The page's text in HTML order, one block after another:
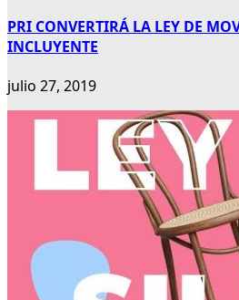
PRI CONVERTIRÁ LA LEY DE
INCLUYENTE
julio 27, 2019